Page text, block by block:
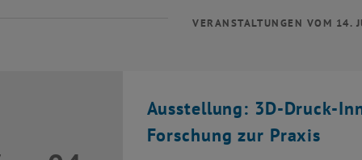
VERANSTALTUNGEN VOM 14.
Ausstellung: 3D-Druck-
Forschung zur Praxis